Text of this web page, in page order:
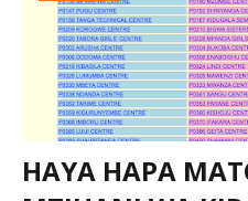
HAYA HAPA